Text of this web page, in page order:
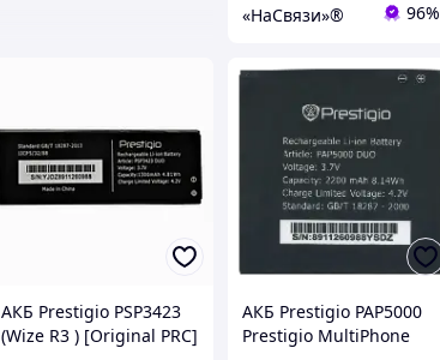
«НаСвязи»® 96%
АКБ Prestigio PSP3423
(Wize R3 ) [Original PRC]
АКБ Prestigio PAP5000
Prestigio MultiPhone